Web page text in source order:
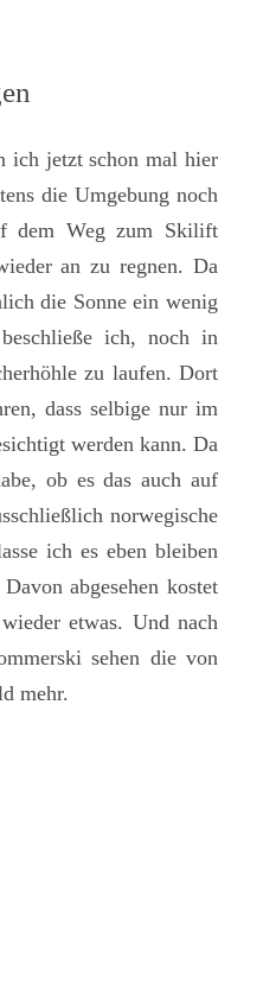
ich jetzt schon mal hier
die Umgebung noch
dem Weg zum Skilift
an zu regnen. Da
die Sonne ein wenig
ich, noch in
zu laufen. Dort
dass selbige nur im
werden kann. Da
ob es das auch auf
norwegische
ich es eben bleiben
abgesehen kostet
etwas. Und nach
sehen die von
mehr.